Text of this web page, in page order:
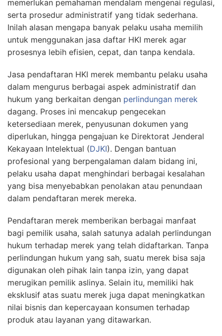
memerlukan pemahaman mendalam mengenai regulasi,
serta prosedur administratif yang tidak sederhana.
Inilah alasan mengapa banyak pelaku usaha memilih
untuk menggunakan jasa daftar HKI merek agar
prosesnya lebih efisien, cepat, dan tanpa kendala.
Jasa pendaftaran HKI merek membantu pelaku usaha
dalam mengurus berbagai aspek administratif dan
hukum yang berkaitan dengan perlindungan merek
dagang. Proses ini mencakup pengecekan
ketersediaan merek, penyusunan dokumen yang
diperlukan, hingga pengajuan ke Direktorat Jenderal
Kekayaan Intelektual (DJKI). Dengan bantuan
profesional yang berpengalaman dalam bidang ini,
pelaku usaha dapat menghindari berbagai kesalahan
yang bisa menyebabkan penolakan atau penundaan
dalam pendaftaran merek mereka.
Pendaftaran merek memberikan berbagai manfaat
bagi pemilik usaha, salah satunya adalah perlindungan
hukum terhadap merek yang telah didaftarkan. Tanpa
perlindungan hukum yang sah, suatu merek bisa saja
digunakan oleh pihak lain tanpa izin, yang dapat
merugikan pemilik aslinya. Selain itu, memiliki hak
eksklusif atas suatu merek juga dapat meningkatkan
nilai bisnis dan kepercayaan konsumen terhadap
produk atau layanan yang ditawarkan.